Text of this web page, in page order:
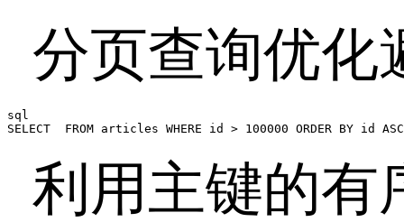
分页查询优化
sql
SELECT  FROM articles WHERE id > 100000 ORDER BY id
利用主键的有